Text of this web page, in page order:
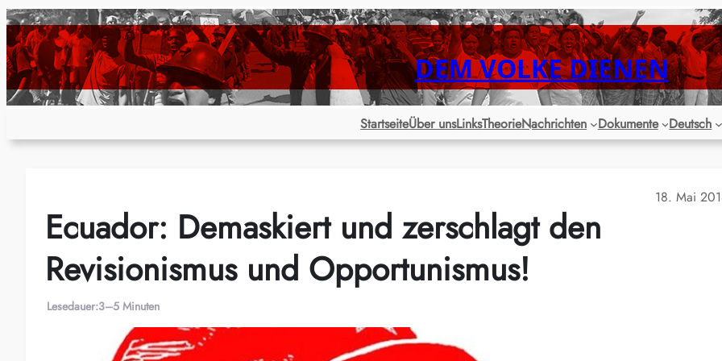
Zum
Inhalt
springen
DEM VOLKE DIENEN
StartseiteÜber unsLinksTheorieNachrichten Dokumente Deutsch
18. Mai
Ecuador: Demaskiert und zerschlagt den
Revisionismus und Opportunismus!
Lesedauer:3–5 Minuten